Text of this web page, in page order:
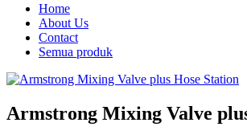
Home
About Us
Contact
Semua produk
Armstrong Mixing Valve